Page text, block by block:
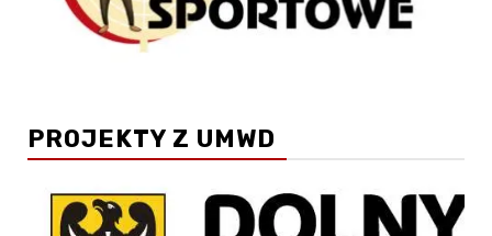
PROJEKTY Z UMWD